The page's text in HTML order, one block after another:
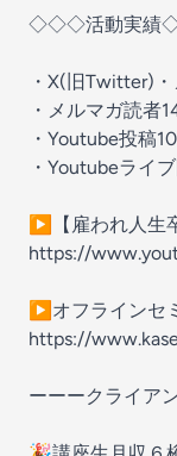
◇◇◇活動実
・X(旧Twitter)
・メルマガ読者
・Youtube投稿
・Youtubeライ
▶【雇われ人生
https://
▶️オフラインセ
https://
ーーークライア